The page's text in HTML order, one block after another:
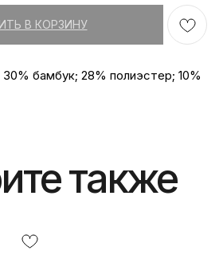
В КОРЗИНУ
бамбук; 28% полиэстер; 10%
также